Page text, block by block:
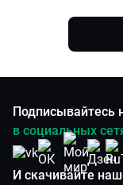
Подписывайтесь
в социальных
И скачивайте